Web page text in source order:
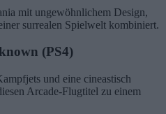
mit ungewöhnlichem Design,
surrealen Spielwelt kombiniert.
(PS4)
und eine cineastisch
Arcade-Flugtitel zu einem